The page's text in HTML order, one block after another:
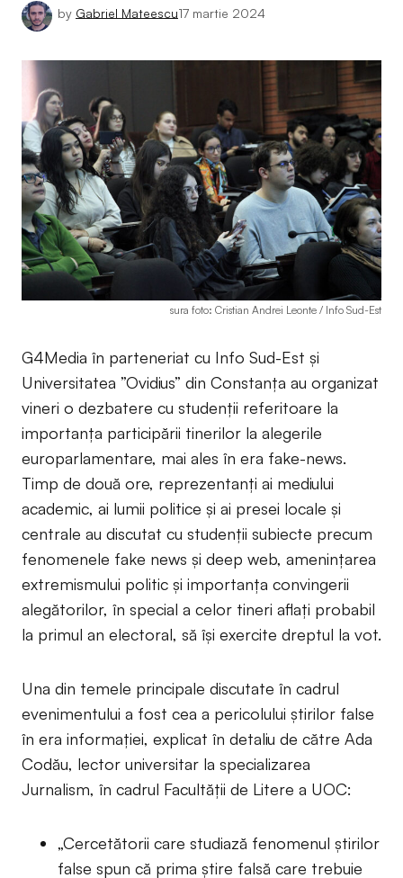
by Gabriel Mateescu17 martie 2024
sura foto: Cristian Andrei Leonte / Info Sud-Est
G4Media în parteneriat cu Info Sud-Est și
Universitatea ”Ovidius” din Constanța au organizat
vineri o dezbatere cu studenții referitoare la
importanța participării tinerilor la alegerile
europarlamentare, mai ales în era fake-news.
Timp de două ore, reprezentanți ai mediului
academic, ai lumii politice și ai presei locale și
centrale au discutat cu studenții subiecte precum
fenomenele fake news și deep web, amenințarea
extremismului politic și importanța convingerii
alegătorilor, în special a celor tineri aflați probabil
la primul an electoral, să își exercite dreptul la vot.
Una din temele principale discutate în cadrul
evenimentului a fost cea a pericolului știrilor false
în era informației, explicat în detaliu de către Ada
Codău, lector universitar la specializarea
Jurnalism, în cadrul Facultății de Litere a UOC:
„Cercetătorii care studiază fenomenul știrilor
false spun că prima știre falsă care trebuie